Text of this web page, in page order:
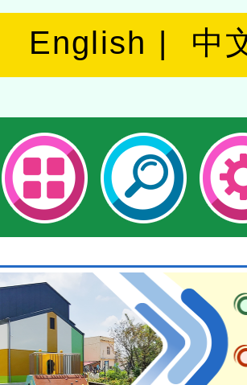
English 中